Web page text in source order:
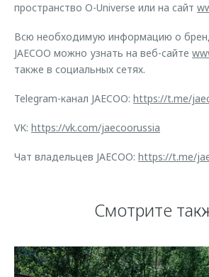
пространство O-Universe или на сайт
Всю необходимую информацию о
JAECOO можно узнать на веб-сайте
также в социальных сетях.
Telegram-канал JAECOO: https://t.me/
VK: https://vk.com/jaecoorussia
Чат владельцев JAECOO: https://t.me/
Смотрите